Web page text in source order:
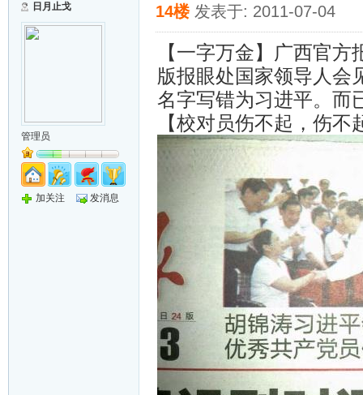
日月止戈
管理员
加关注 发消息
14楼 发表于: 2011-07-04
【一字万金】广西官
版报眼处国家领导人会
名字写错为习进平。而
【校对员伤不起，伤不